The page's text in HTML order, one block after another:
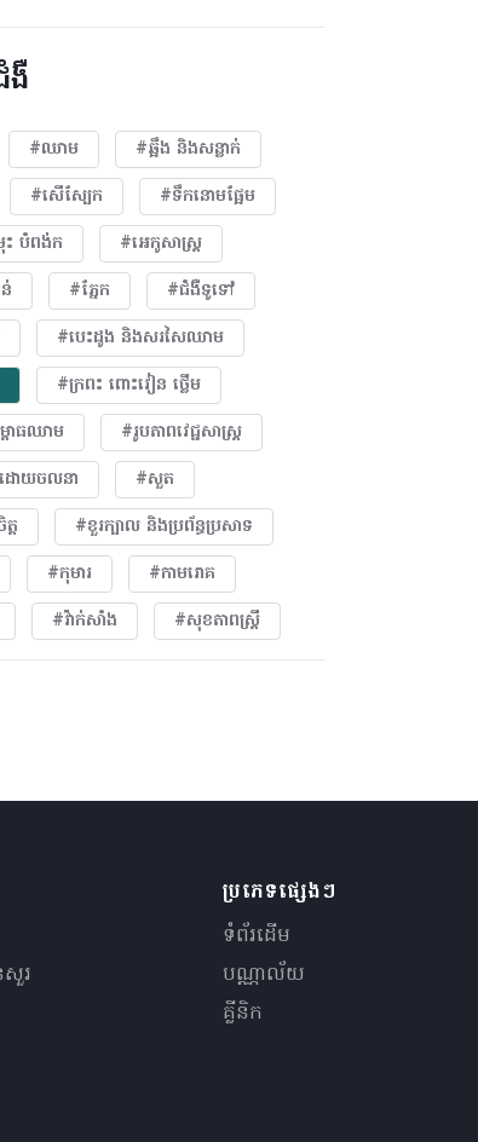
ងឺ
#ឈាម
#ឆ្អឹង និងសន្លាក់
#សើស្បែក
#ទឹកនោមផ្អែម
ះ បំពង់ក
#អេកូសាស្រ្ត
#ភ្នែក​
#ជំងឺទូទៅ
#បេះដូង​ និងសរសៃឈាម
#ក្រពះ ពោះវៀន ថ្លើម
ាធឈាម
#​រូបភាពវេជ្ជសាស្រ្ត
ដោយ​ចលនា
#សួត
ត
#ខួរក្បាល និងប្រព័ន្ធប្រសាទ
#កុមារ
#កាមរោគ
#វ៉ាក់សាំង #សុខភាពស្រ្តី
រ
ប្រភេទផ្សេងៗ
ទំព័រដើម
បណ្ណាល័យ
គ្លីនិក